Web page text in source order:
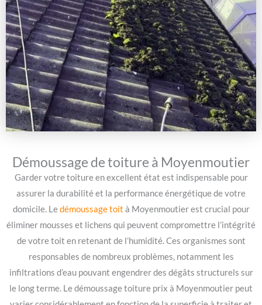
Démoussage de toiture à Moyenmoutier
Garder votre toiture en excellent état est indispensable pour
assurer la durabilité et la performance énergétique de votre
domicile. Ledémoussage toit à Moyenmoutier est crucial pour
éliminer mousses et lichens qui peuvent compromettre l’intégrité
de votre toit en retenant de l’humidité. Ces organismes sont
responsables de nombreux problèmes, notamment les
infiltrations d’eau pouvant engendrer des dégâts structurels sur
le long terme. Le démoussage toiture prix à Moyenmoutier peut